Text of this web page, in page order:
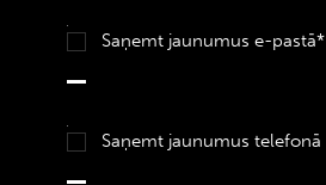
Saņemt jaunumus e-pastā*
Saņemt jaunumus telefonā